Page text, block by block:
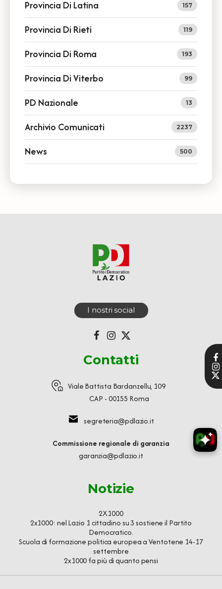
Provincia Di Latina 157
Provincia Di Rieti 119
Provincia Di Roma 193
Provincia Di Viterbo 99
PD Nazionale 13
Archivio Comunicati 2237
News 500
I nostri social
Contatti
Viale Battista Bardanzellu, 109
CAP - 00155 Roma
segreteria@pdlazio.it
Commissione regionale di garanzia
garanzia@pdlazio.it
Notizie
2X1000
2x1000: nel Lazio 1 cittadino su 3 sostiene il Partito
Democratico.
Scuola di formazione politica europea a Ventotene 14-17
settembre
2x1000 fa più di quanto pensi